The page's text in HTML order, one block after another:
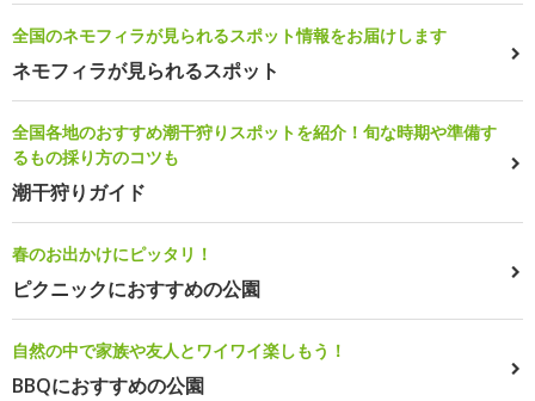
全国のネモフィラが見られるスポット情報をお届けします
ネモフィラが見られるスポット
全国各地のおすすめ潮干狩りスポットを紹介！旬な時期や準備す
るもの採り方のコツも
潮干狩りガイド
春のお出かけにピッタリ！
ピクニックにおすすめの公園
自然の中で家族や友人とワイワイ楽しもう！
BBQにおすすめの公園